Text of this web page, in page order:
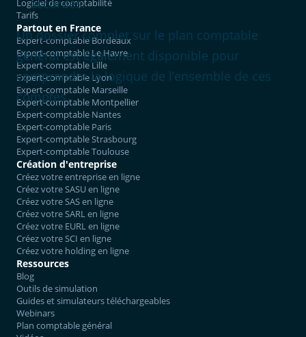
accordés.
Un dossier complet sur le plan comptable
général est également disponible pour
comprendre la logique de l’ensemble de ces
comptes.
Logiciel de comptabilité
Tarifs
Partout en France
Expert-comptable Bordeaux
Expert-comptable Le Havre
Expert-comptable Lille
Expert-comptable Lyon
Expert-comptable Marseille
Expert-comptable Montpellier
Expert-comptable Nantes
Expert-comptable Paris
Expert-comptable Strasbourg
Expert-comptable Toulouse
Création d'entreprise
Créez votre entreprise en ligne
Créez votre SASU en ligne
Créez votre SAS en ligne
Créez votre SARL en ligne
Créez votre EURL en ligne
Créez votre SCI en ligne
Créez votre holding en ligne
Ressources
Blog
Outils de simulation
Guides et simulateurs téléchargeables
Webinars
Plan comptable général